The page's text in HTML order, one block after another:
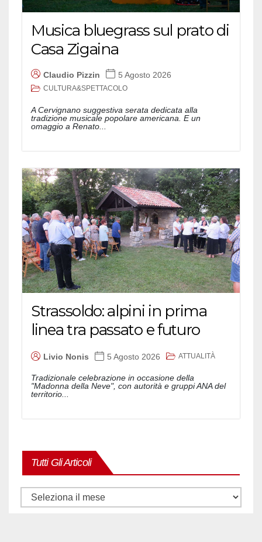
Musica bluegrass sul prato di
Casa Zigaina
Claudio Pizzin 5 Agosto 2026
CULTURA&SPETTACOLO
A Cervignano suggestiva serata dedicata alla
tradizione musicale popolare americana. E un
omaggio a Renato...
Strassoldo: alpini in prima
linea tra passato e futuro
Livio Nonis 5 Agosto 2026 ATTUALITÀ
Tradizionale celebrazione in occasione della
"Madonna della Neve", con autorità e gruppi ANA del
territorio...
Tutti Gli Articoli
Tutti